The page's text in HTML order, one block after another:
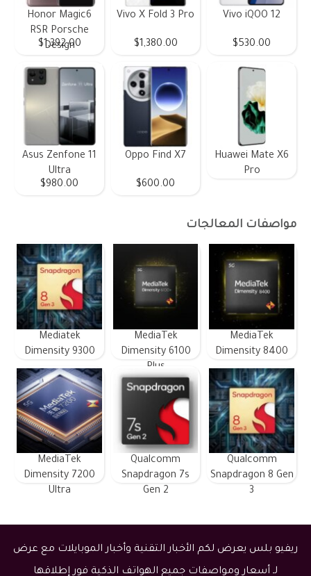
Vivo iQOO 12
$530.00
Vivo X Fold 3 Pro
$1,380.00
Honor Magic6
RSR Porsche
Design
$1,392.00
Huawei Mate X6
Pro
Oppo Find X7
$600.00
Asus Zenfone 11
Ultra
$980.00
مواصفات المعالجات
MediaTek
Dimensity 8400
MediaTek
Dimensity 6100
Plus
Mediatek
Dimensity 9300
Qualcomm
Snapdragon 8 Gen
3
Qualcomm
Snapdragon 7s
Gen 2
MediaTek
Dimensity 7200
Ultra
ريفيو بلس يعرض لكم الأخبار التقنية وأخبار الموبايلات مع عرض
لـ أسعار ومواصفات جميع الهواتف الذكية فور إطلاقها